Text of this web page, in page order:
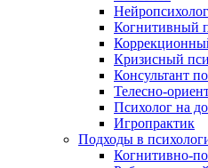
Нейропсихолог
Когнитивный
Кризисный
Консультант
Телесно-
Психолог на
Игропрактик
Подходы в
Когнитивно-